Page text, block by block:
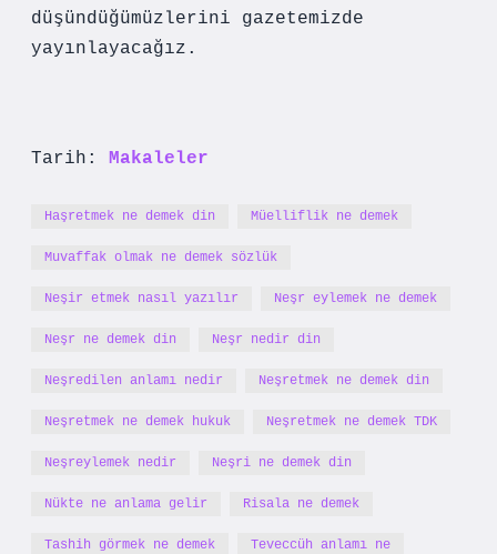
düşündüğümüzlerini gazetemizde
yayınlayacağız.
Tarih: Makaleler
Haşretmek ne demek din Müelliflik ne demek
Muvaffak olmak ne demek sözlük
Neşir etmek nasıl yazılır Neşr eylemek ne demek
Neşr ne demek din Neşr nedir din
Neşredilen anlamı nedir Neşretmek ne demek din
Neşretmek ne demek hukuk Neşretmek ne demek TDK
Neşreylemek nedir Neşri ne demek din
Nükte ne anlama gelir Risala ne demek
Tashih görmek ne demek Teveccüh anlamı ne